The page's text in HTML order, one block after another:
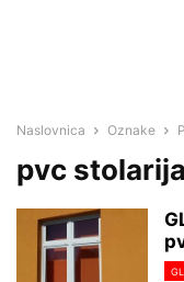
Naslovnica Oznake
pvc stolarija